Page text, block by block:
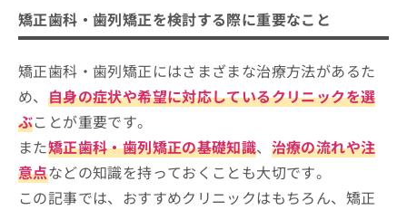
習志野市で評判の矯正歯科治療におす
すめの歯科クリニック15選
津田沼Y's歯科クリニック奏の杜
コウノ歯科医院
もりざわ歯科・矯正歯科
津田沼さりな矯正歯科
津田沼ブラン歯科・矯正歯科
つだぬま矯正歯科
矯正歯科・歯列矯正を検討する際に重要なこと
矯正歯科・歯列矯正にはさまざまな治療方法があるた
め、 自身の症状や希望に対応しているクリニックを選
ぶことが重要です。
また矯正歯科・歯列矯正の基礎知識、 治療の流れや注
意点などの知識を持っておくことも大切です。
この記事では、おすすめクリニックはもちろん、矯正
情
報
の
修
正
は
こ
ち
ら
の
お
し
込
み
は
こ
ち
ら